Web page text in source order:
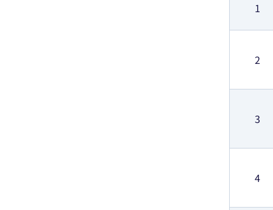
1
2
3
4